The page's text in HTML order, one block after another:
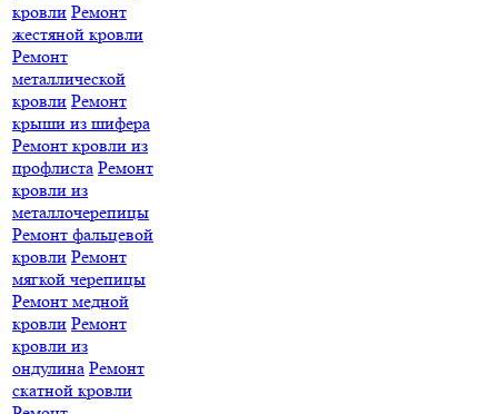
кровли Ремонт
жестяной кровли
Ремонт
металлической
кровли Ремонт
крыши из шифера
Ремонт кровли из
профлиста Ремонт
кровли из
металлочерепицы
Ремонт фальцевой
кровли Ремонт
мягкой черепицы
Ремонт медной
кровли Ремонт
кровли из
ондулина Ремонт
скатной кровли